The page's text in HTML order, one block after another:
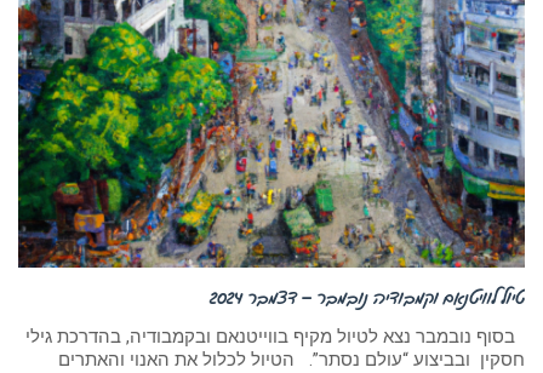
טיול לוויטנאם וקמבודיה נובמבר – דצמבר 2024
בסוף נובמבר נצא לטיול מקיף בווייטנאם ובקמבודיה, בהדרכת גילי
חסקין ובביצוע “עולם נסתר”. הטיול לכלול את האנוי והאתרים